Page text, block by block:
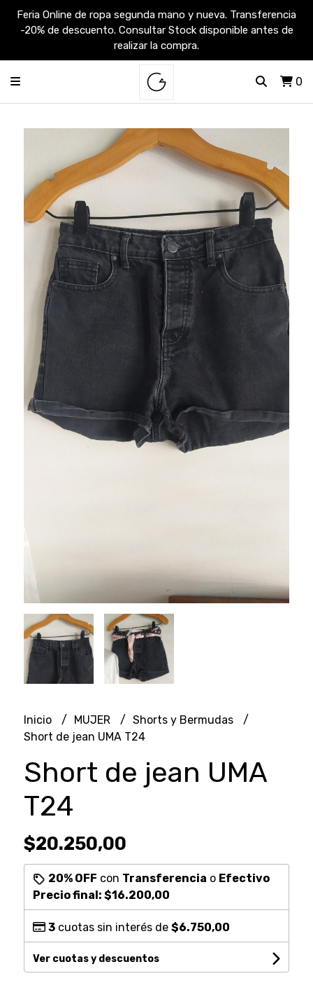
Feria Online de ropa segunda mano y nueva. Transferencia
-20% de descuento. Consultar Stock disponible antes de
realizar la compra.
0
Inicio MUJER
Shorts y Bermudas
Short de jean UMA T24
Short de jean UMA
T24
$20.250,00
20% OFF con Transferencia o Efectivo
Precio final: $16.200,00
3cuotas sin interés de $6.750,00
Ver cuotas y descuentos